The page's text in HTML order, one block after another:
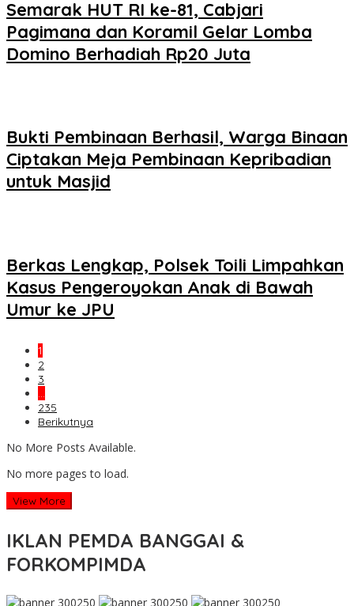
Semarak HUT RI ke-81, Cabjari
Pagimana dan Koramil Gelar Lomba
Domino Berhadiah Rp20 Juta
Bukti Pembinaan Berhasil, Warga Binaan
Ciptakan Meja Pembinaan Kepribadian
untuk Masjid
Berkas Lengkap, Polsek Toili Limpahkan
Kasus Pengeroyokan Anak di Bawah
Umur ke JPU
1
2
3
…
235
Berikutnya
No More Posts Available.
No more pages to load.
View More
IKLAN PEMDA BANGGAI &
FORKOMPIMDA